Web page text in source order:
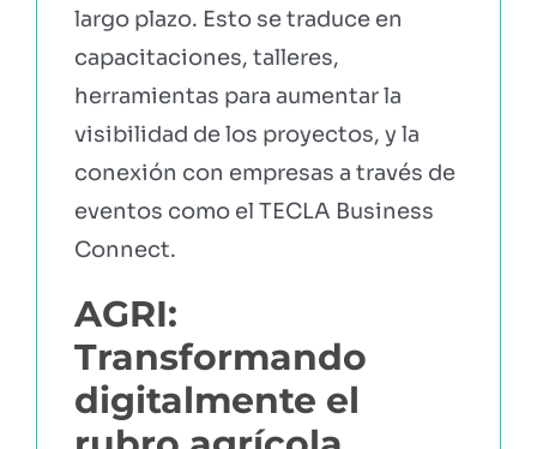
largo plazo. Esto se traduce en
capacitaciones, talleres,
herramientas para aumentar la
visibilidad de los proyectos, y la
conexión con empresas a través de
eventos como el TECLA Business
Connect.
AGRI:
Transformando
digitalmente el